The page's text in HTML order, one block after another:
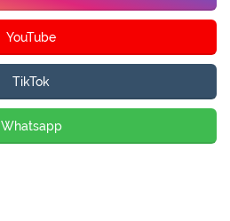
YouTube
TikTok
Whatsapp